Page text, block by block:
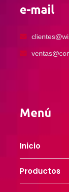
e-mail
Menú
Inicio
Productos